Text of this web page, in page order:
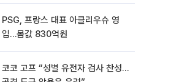
PSG, 프랑스 대표 아클리우슈 영
입…몸값 830억원
코코 고프 “성별 유전자 검사 찬성…